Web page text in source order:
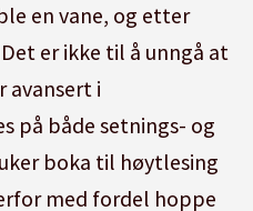
en vane, og etter
er ikke til å unngå at
avansert i
på både setnings- og
boka til høytlesing
med fordel hoppe